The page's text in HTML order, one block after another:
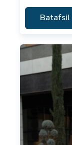
Batafsil